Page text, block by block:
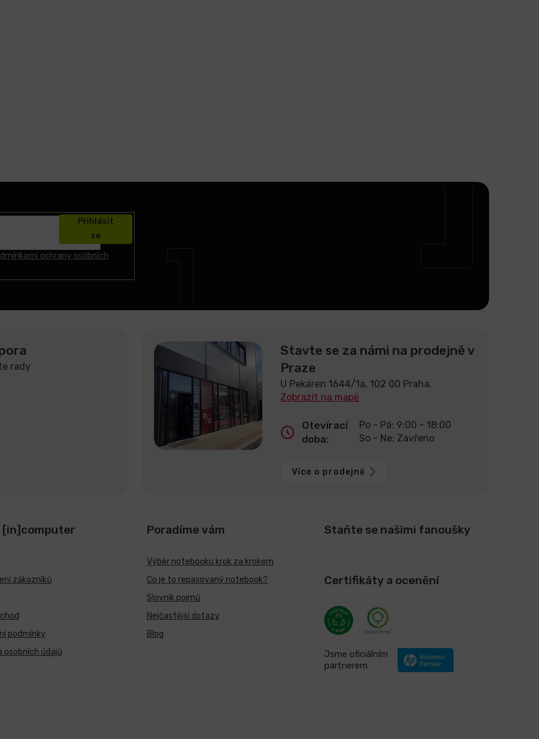
ochrany osobních
Přihlásit
se
rady
Stavte se za námi na prodejně v
Praze
U Pekáren 1644/1a, 102 00 Praha.
Zobrazit na mapě
Otevírací
doba:
Po - Pá: 9:00 - 18:00
So - Ne: Zavřeno
Více o prodejně
[in]computer
zákazníků
podmínky
osobních údajů
Poradíme vám
Výběr notebooku krok za krokem
Co je to repasovaný notebook?
Slovník pojmů
Nejčastější dotazy
Blog
Staňte se našimi fanoušky
Certifikáty a ocenění
Jsme oficiálním
partnerem